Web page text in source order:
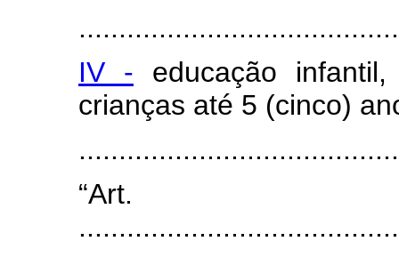
IV - educação
crianças até 5 (cinco)